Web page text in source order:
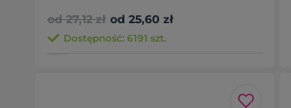
od 27,12 zł od 25,60 zł
Dostępność: 6191 szt.